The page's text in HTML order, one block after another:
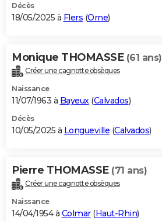
Décès
18/05/2025 à Flers (Orne)
Monique THOMASSE (61 ans)
Créer une cagnotte obsèques
Naissance
11/07/1963 à Bayeux(Calvados)
Décès
10/05/2025 à Longueville (Calvados)
Pierre THOMASSE (71 ans)
Créer une cagnotte obsèques
Naissance
14/04/1954 à Colmar(Haut-Rhin)